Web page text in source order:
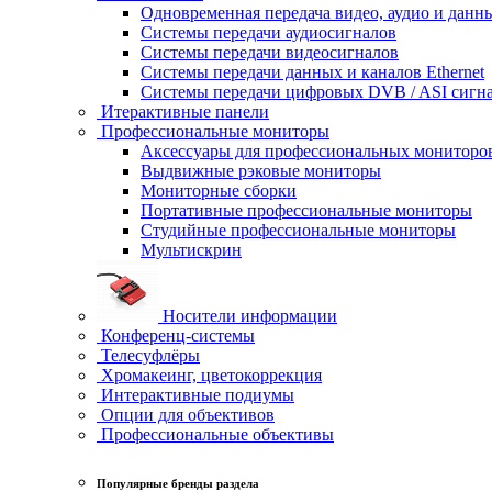
Одновременная передача видео, аудио и
Системы передачи аудиосигналов
Системы передачи видеосигналов
Системы передачи данных и каналов Ethernet
Системы передачи цифровых DVB / ASI
Итерактивные панели
Профессиональные мониторы
Аксессуары для профессиональных
Выдвижные рэковые мониторы
Мониторные сборки
Портативные профессиональные мониторы
Студийные профессиональные мониторы
Мультискрин
Носители информации
Конференц-системы
Телесуфлёры
Хромакеинг, цветокоррекция
Интерактивные подиумы
Опции для объективов
Профессиональные объективы
Популярные бренды раздела